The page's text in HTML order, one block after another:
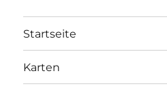
Startseite
Karten